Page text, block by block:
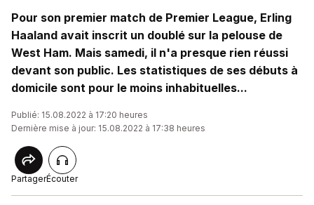
Pour son premier match de Premier League, Erling
Haaland avait inscrit un doublé sur la pelouse de
West Ham. Mais samedi, il n'a presque rien réussi
devant son public. Les statistiques de ses débuts à
domicile sont pour le moins inhabituelles...
Publié: 15.08.2022 à 17:20 heures
Dernière mise à jour: 15.08.2022 à 17:38 heures
PartagerÉcouter